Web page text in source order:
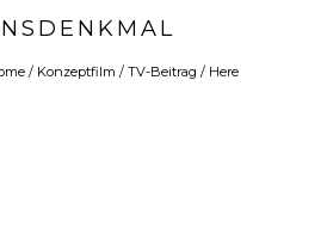
/ Konzeptfilm / TV-Beitrag / Here